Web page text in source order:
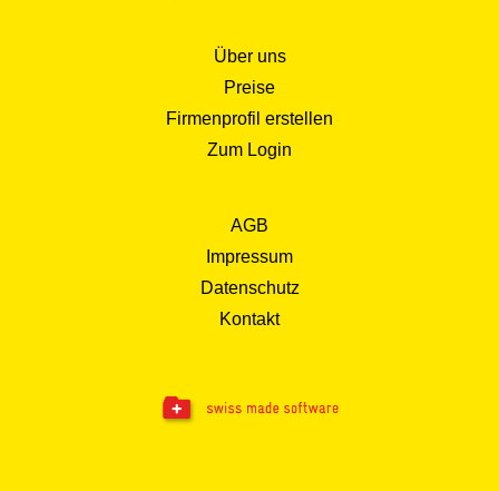
Über uns
Preise
Firmenprofil erstellen
Zum Login
AGB
Impressum
Datenschutz
Kontakt